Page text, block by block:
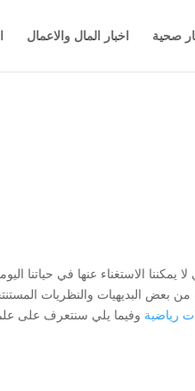
صحية اخبار المال والاعمال
يمكننا الاستغناء عنها في حياتنا
من بعض البديهيات والنظريات
وفيما يلي سنتعرف على علم